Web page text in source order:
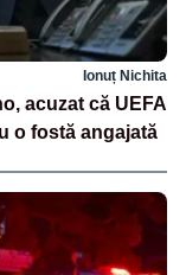
Ionuț Nichita
acuzat că UEFA
o fostă angajată